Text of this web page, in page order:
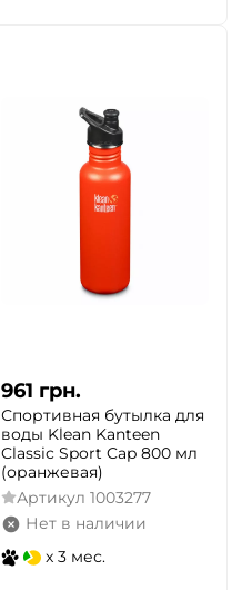
961 грн.
Спортивная бутылка для
воды Klean Kanteen
Classic Sport Cap 800 мл
(оранжевая)
Артикул 1003277
Нет в наличии
x 3 мес.